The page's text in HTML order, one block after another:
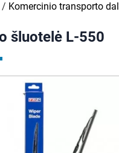
/ Komercinio transporto
šluotelė L-550